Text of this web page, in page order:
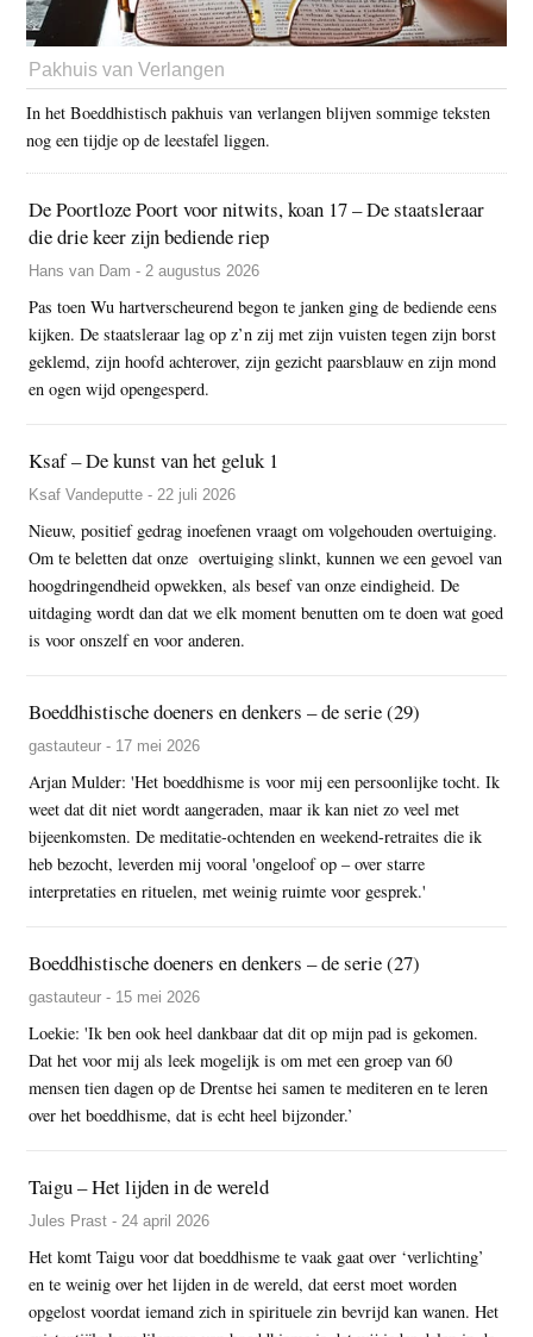
Pakhuis van Verlangen
In het Boeddhistisch pakhuis van verlangen blijven sommige teksten
nog een tijdje op de leestafel liggen.
De Poortloze Poort voor nitwits, koan 17 – De staatsleraar
die drie keer zijn bediende riep
Hans van Dam - 2 augustus 2026
Pas toen Wu hartverscheurend begon te janken ging de bediende eens
kijken. De staatsleraar lag op z’n zij met zijn vuisten tegen zijn borst
geklemd, zijn hoofd achterover, zijn gezicht paarsblauw en zijn mond
en ogen wijd opengesperd.
Ksaf – De kunst van het geluk 1
Ksaf Vandeputte - 22 juli 2026
Nieuw, positief gedrag inoefenen vraagt om volgehouden overtuiging.
Om te beletten dat onze overtuiging slinkt, kunnen we een gevoel van
hoogdringendheid opwekken, als besef van onze eindigheid. De
uitdaging wordt dan dat we elk moment benutten om te doen wat goed
is voor onszelf en voor anderen.
Boeddhistische doeners en denkers – de serie (29)
gastauteur - 17 mei 2026
Arjan Mulder: 'Het boeddhisme is voor mij een persoonlijke tocht. Ik
weet dat dit niet wordt aangeraden, maar ik kan niet zo veel met
bijeenkomsten. De meditatie-ochtenden en weekend-retraites die ik
heb bezocht, leverden mij vooral 'ongeloof op – over starre
interpretaties en rituelen, met weinig ruimte voor gesprek.'
Boeddhistische doeners en denkers – de serie (27)
gastauteur - 15 mei 2026
Loekie: 'Ik ben ook heel dankbaar dat dit op mijn pad is gekomen.
Dat het voor mij als leek mogelijk is om met een groep van 60
mensen tien dagen op de Drentse hei samen te mediteren en te leren
over het boeddhisme, dat is echt heel bijzonder.’
Taigu – Het lijden in de wereld
Jules Prast - 24 april 2026
Het komt Taigu voor dat boeddhisme te vaak gaat over ‘verlichting’
en te weinig over het lijden in de wereld, dat eerst moet worden
opgelost voordat iemand zich in spirituele zin bevrijd kan wanen. Het